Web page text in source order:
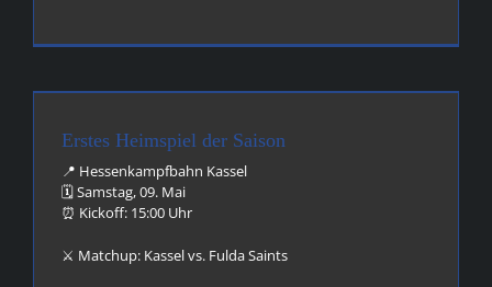
Erstes Heimspiel der Saison
📍 Hessenkampfbahn Kassel
🗓️ Samstag, 09. Mai
⏰ Kickoff: 15:00 Uhr
⚔️ Matchup: Kassel vs. Fulda Saints